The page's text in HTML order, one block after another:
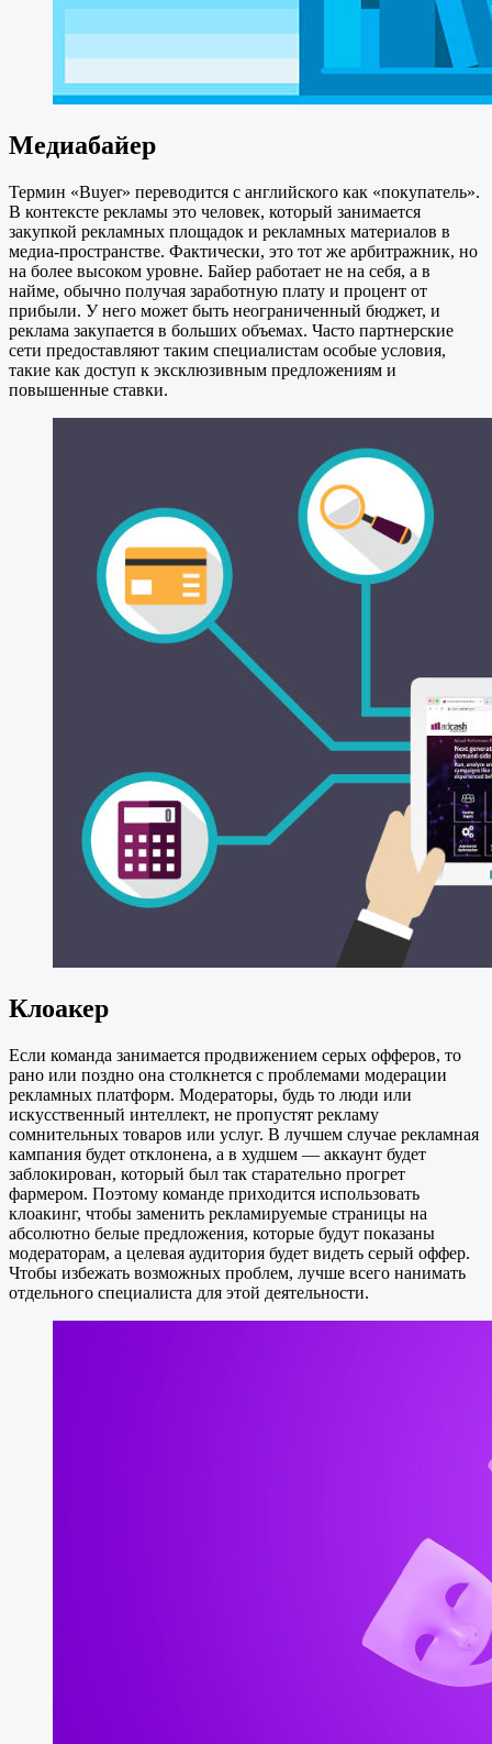
Медиабайер
Термин «Buyer» переводится с английского как «покупатель».
В контексте рекламы это человек, который занимается
закупкой рекламных площадок и рекламных материалов в
медиа-пространстве. Фактически, это тот же арбитражник, но
на более высоком уровне. Байер работает не на себя, а в
найме, обычно получая заработную плату и процент от
прибыли. У него может быть неограниченный бюджет, и
реклама закупается в больших объемах. Часто партнерские
сети предоставляют таким специалистам особые условия,
такие как доступ к эксклюзивным предложениям и
повышенные ставки.
Клоакер
Если команда занимается продвижением серых офферов, то
рано или поздно она столкнется с проблемами модерации
рекламных платформ. Модераторы, будь то люди или
искусственный интеллект, не пропустят рекламу
сомнительных товаров или услуг. В лучшем случае рекламная
кампания будет отклонена, а в худшем — аккаунт будет
заблокирован, который был так старательно прогрет
фармером. Поэтому команде приходится использовать
клоакинг, чтобы заменить рекламируемые страницы на
абсолютно белые предложения, которые будут показаны
модераторам, а целевая аудитория будет видеть серый оффер.
Чтобы избежать возможных проблем, лучше всего нанимать
отдельного специалиста для этой деятельности.